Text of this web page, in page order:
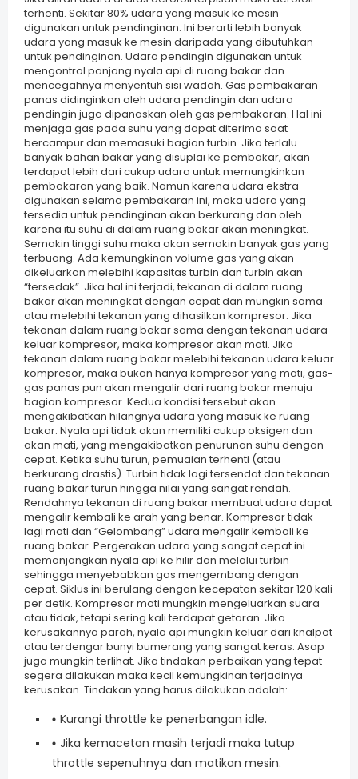
terhenti. Sekitar 80% udara yang masuk ke mesin
digunakan untuk pendinginan. Ini berarti lebih banyak
udara yang masuk ke mesin daripada yang dibutuhkan
untuk pendinginan. Udara pendingin digunakan untuk
mengontrol panjang nyala api di ruang bakar dan
mencegahnya menyentuh sisi wadah. Gas pembakaran
panas didinginkan oleh udara pendingin dan udara
pendingin juga dipanaskan oleh gas pembakaran. Hal ini
menjaga gas pada suhu yang dapat diterima saat
bercampur dan memasuki bagian turbin. Jika terlalu
banyak bahan bakar yang disuplai ke pembakar, akan
terdapat lebih dari cukup udara untuk memungkinkan
pembakaran yang baik. Namun karena udara ekstra
digunakan selama pembakaran ini, maka udara yang
tersedia untuk pendinginan akan berkurang dan oleh
karena itu suhu di dalam ruang bakar akan meningkat.
Semakin tinggi suhu maka akan semakin banyak gas yang
terbuang. Ada kemungkinan volume gas yang akan
dikeluarkan melebihi kapasitas turbin dan turbin akan
“tersedak”. Jika hal ini terjadi, tekanan di dalam ruang
bakar akan meningkat dengan cepat dan mungkin sama
atau melebihi tekanan yang dihasilkan kompresor. Jika
tekanan dalam ruang bakar sama dengan tekanan udara
keluar kompresor, maka kompresor akan mati. Jika
tekanan dalam ruang bakar melebihi tekanan udara keluar
kompresor, maka bukan hanya kompresor yang mati, gas-
gas panas pun akan mengalir dari ruang bakar menuju
bagian kompresor. Kedua kondisi tersebut akan
mengakibatkan hilangnya udara yang masuk ke ruang
bakar. Nyala api tidak akan memiliki cukup oksigen dan
akan mati, yang mengakibatkan penurunan suhu dengan
cepat. Ketika suhu turun, pemuaian terhenti (atau
berkurang drastis). Turbin tidak lagi tersendat dan tekanan
ruang bakar turun hingga nilai yang sangat rendah.
Rendahnya tekanan di ruang bakar membuat udara dapat
mengalir kembali ke arah yang benar. Kompresor tidak
lagi mati dan “Gelombang” udara mengalir kembali ke
ruang bakar. Pergerakan udara yang sangat cepat ini
memanjangkan nyala api ke hilir dan melalui turbin
sehingga menyebabkan gas mengembang dengan
cepat. Siklus ini berulang dengan kecepatan sekitar 120 kali
per detik. Kompresor mati mungkin mengeluarkan suara
atau tidak, tetapi sering kali terdapat getaran. Jika
kerusakannya parah, nyala api mungkin keluar dari knalpot
atau terdengar bunyi bumerang yang sangat keras. Asap
juga mungkin terlihat. Jika tindakan perbaikan yang tepat
segera dilakukan maka kecil kemungkinan terjadinya
kerusakan. Tindakan yang harus dilakukan adalah:
Kurangi throttle ke penerbangan idle.
Jika kemacetan masih terjadi maka tutup
throttle sepenuhnya dan matikan mesin.